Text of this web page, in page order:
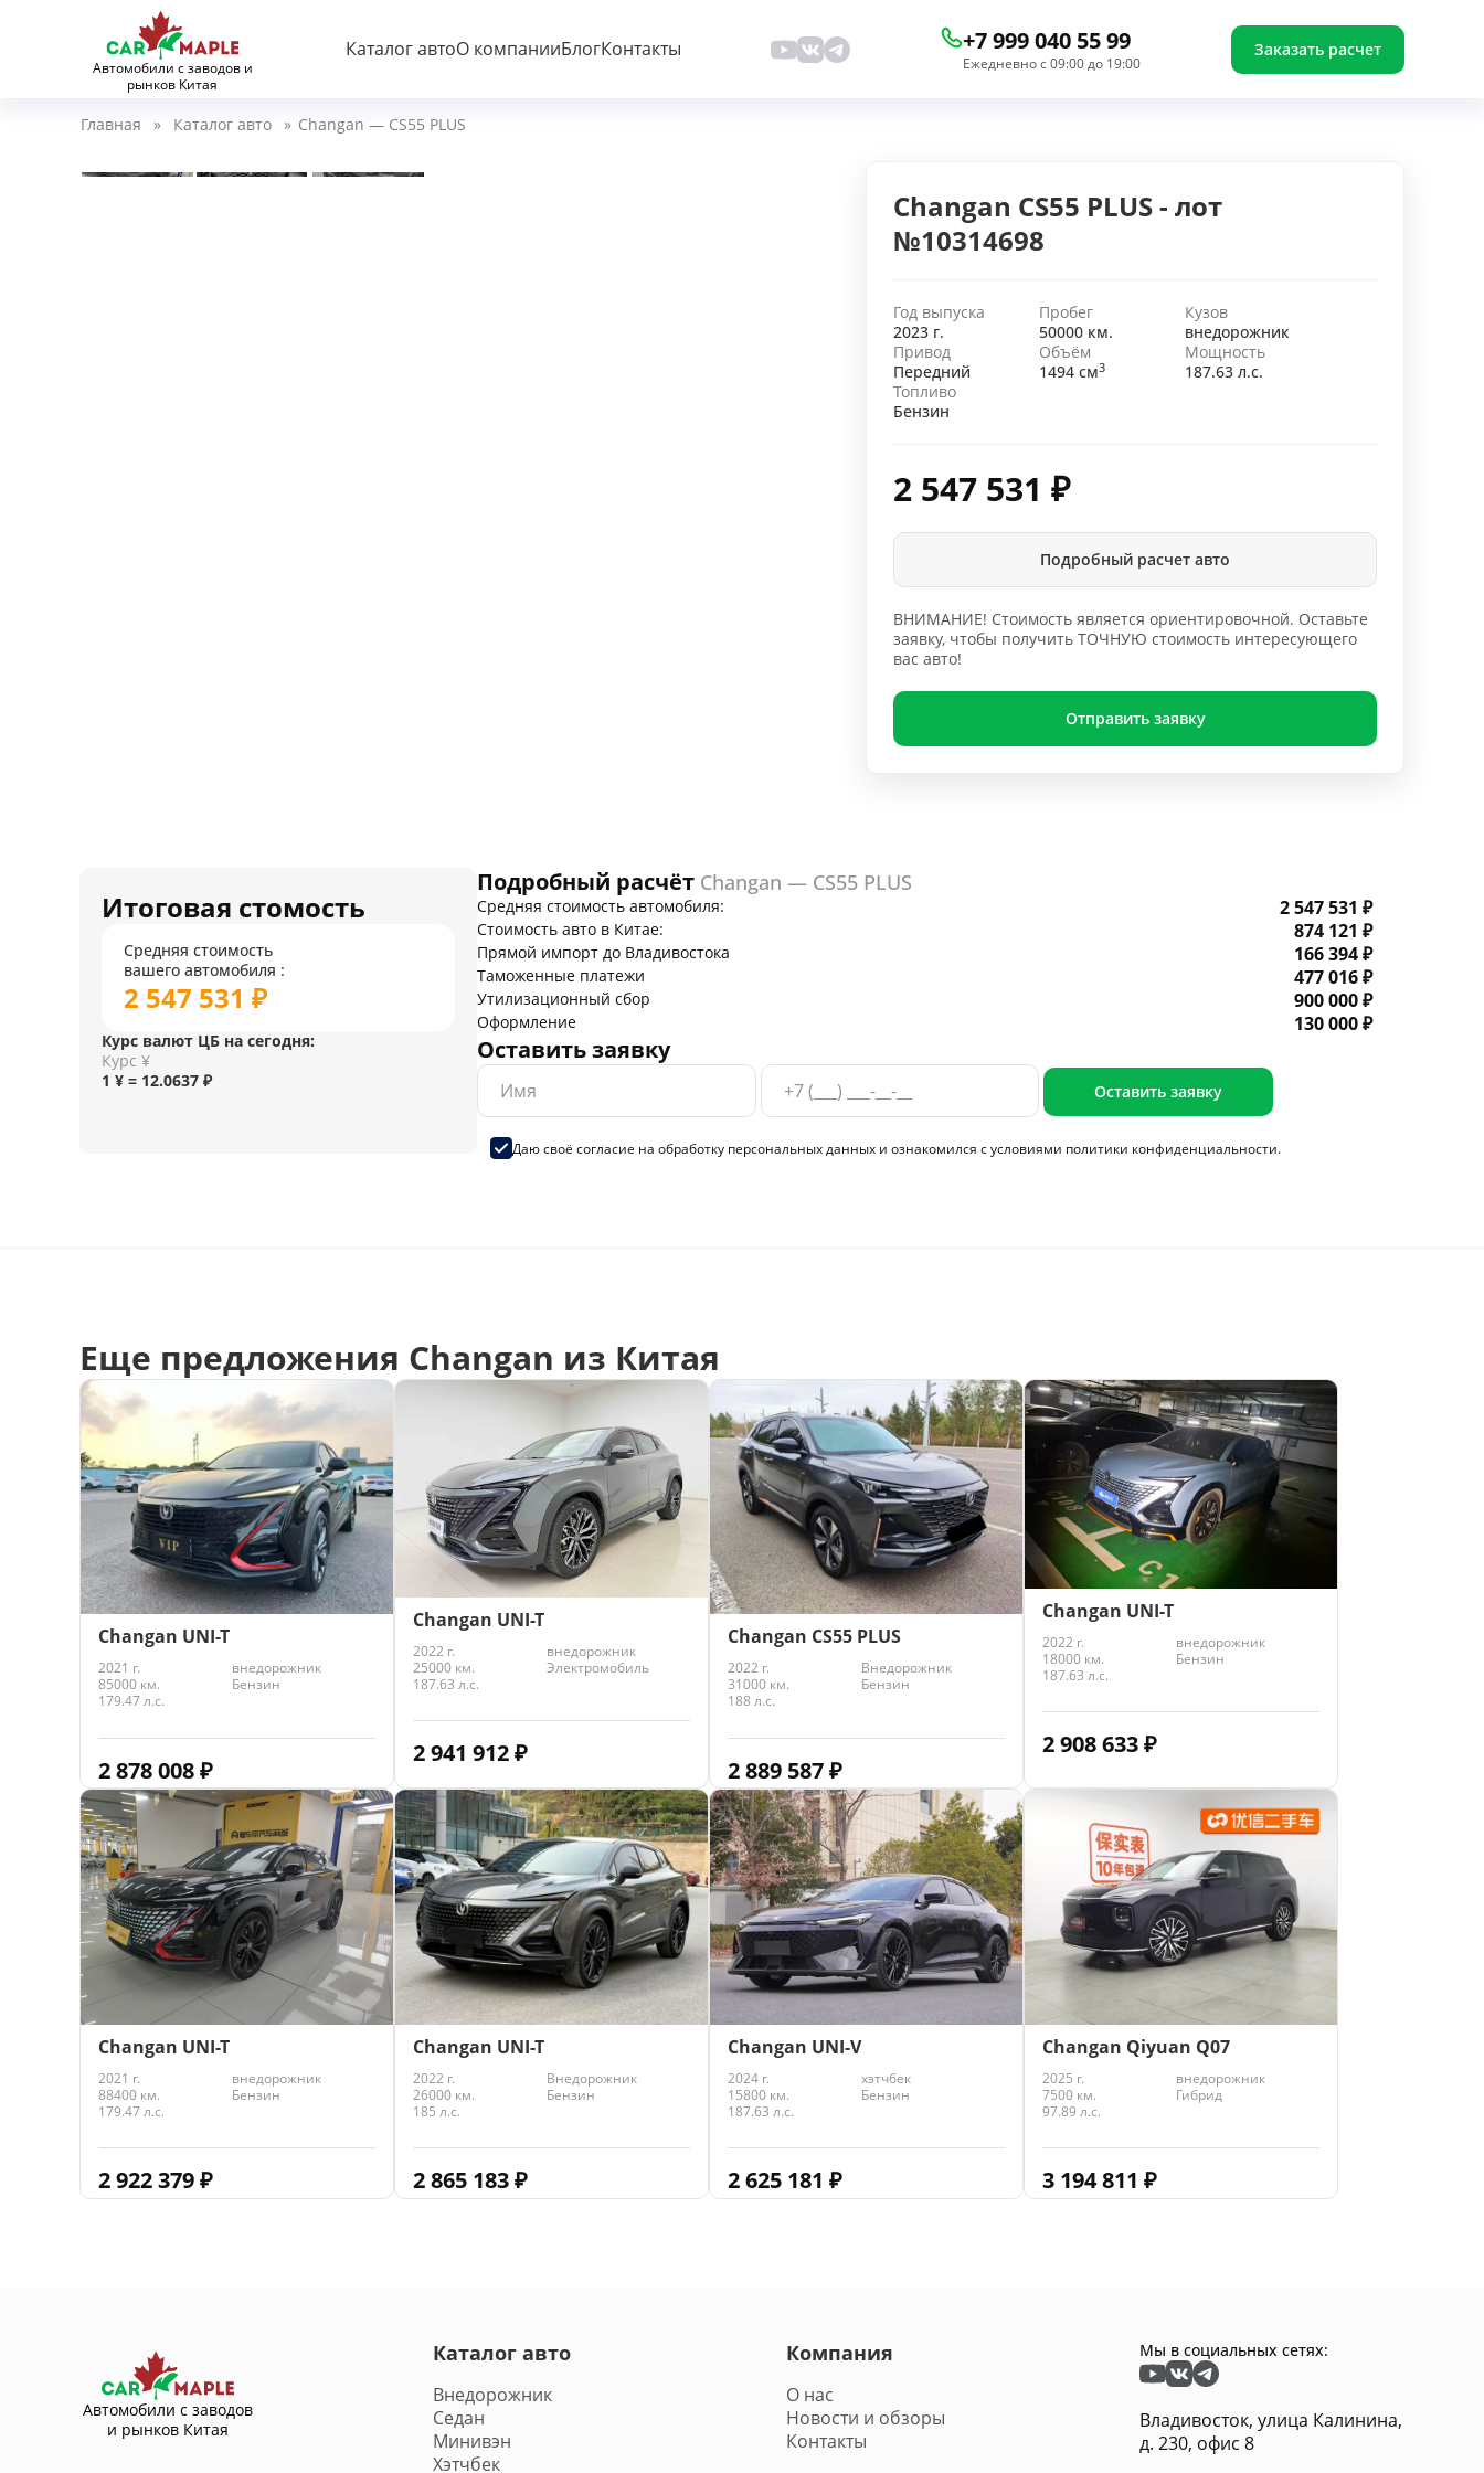
Автомобили с заводов и
рынков Китая
Каталог автоО компанииБлогКонтакты +7 999 040 55 99
Ежедневно с 09:00 до 19:00
Заказать расчет
Главная » Каталог авто » Changan — CS55 PLUS
Changan CS55 PLUS - лот
№10314698
Год выпуска
2023 г.
Пробег
50000 км.
Кузов
внедорожник
Привод
Передний
Объём
1494 см3
Мощность
187.63 л.с.
Топливо
Бензин
2 547 531 ₽
Подробный расчет авто
ВНИМАНИЕ! Стоимость является ориентировочной. Оставьте
заявку, чтобы получить ТОЧНУЮ стоимость интересующего
вас авто!
Отправить заявку
Итоговая стомость
Средняя стоимость
вашего автомобиля :
2 547 531 ₽
Курс валют ЦБ на сегодня:
Курс ¥
1 ¥ = 12.0637 ₽
Подробный расчёт Changan — CS55 PLUS
Средняя стоимость автомобиля: 2 547 531 ₽
Стоимость авто в Китае: 874 121 ₽
Прямой импорт до Владивостока 166 394 ₽
Таможенные платежи 477 016 ₽
Утилизационный сбор 900 000 ₽
Оформление 130 000 ₽
Оставить заявку
Оставить заявку
Даю своё согласие на обработку персональных данных и ознакомился с условиями политики конфиденциальности.
Еще предложения Changan из Китая
Changan UNI-T
2021 г.
внедорожник
85000 км.
Бензин
179.47 л.с.
2 878 008₽
Changan UNI-T
2022 г.
внедорожник
25000 км.
Электромобиль
187.63 л.с.
2 941 912₽
Changan CS55 PLUS
2022 г.
Внедорожник
31000 км.
Бензин
188 л.с.
2 889 587₽
Changan UNI-T
2022 г.
внедорожник
18000 км.
Бензин
187.63 л.с.
2 908 633₽
Changan UNI-T
2021 г.
внедорожник
88400 км.
Бензин
179.47 л.с.
2 922 379₽
Changan UNI-T
2022 г.
Внедорожник
26000 км.
Бензин
185 л.с.
2 865 183₽
Changan UNI-V
2024 г.
хэтчбек
15800 км.
Бензин
187.63 л.с.
2 625 181 ₽
Changan Qiyuan Q07
2025 г.
внедорожник
7500 км.
Гибрид
97.89 л.с.
3 194 811 ₽
Автомобили с заводов
и рынков Китая
Каталог авто
Внедорожник
Седан
Минивэн
Хэтчбек
Компания
О нас
Новости и обзоры
Контакты
Мы в социальных сетях:
Владивосток, улица Калинина,
д. 230, офис 8